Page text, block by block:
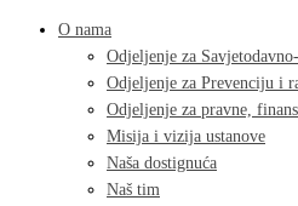
O nama
Odjeljenje za
Odjeljenje za Prevenciju i
Odjeljenje za pravne,
Misija i vizija ustanove
Naša dostignuća
Naš tim